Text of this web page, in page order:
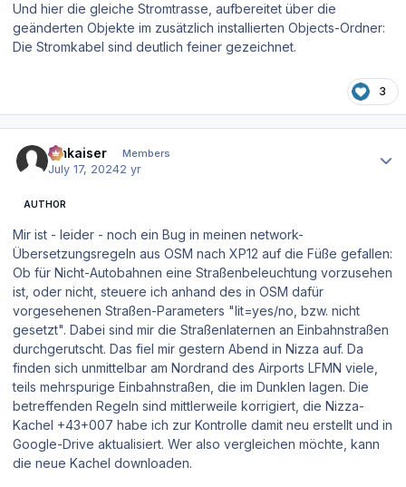
Und hier die gleiche Stromtrasse, aufbereitet über die
geänderten Objekte im zusätzlich installierten Objects-Ordner:
Die Stromkabel sind deutlich feiner gezeichnet.
3
hmkaiser Members
July 17, 20242 yr
AUTHOR
Mir ist - leider - noch ein Bug in meinen network-
Übersetzungsregeln aus OSM nach XP12 auf die Füße gefallen:
Ob für Nicht-Autobahnen eine Straßenbeleuchtung vorzusehen
ist, oder nicht, steuere ich anhand des in OSM dafür
vorgesehenen Straßen-Parameters "lit=yes/no, bzw. nicht
gesetzt". Dabei sind mir die Straßenlaternen an Einbahnstraßen
durchgerutscht. Das fiel mir gestern Abend in Nizza auf. Da
finden sich unmittelbar am Nordrand des Airports LFMN viele,
teils mehrspurige Einbahnstraßen, die im Dunklen lagen. Die
betreffenden Regeln sind mittlerweile korrigiert, die Nizza-
Kachel +43+007 habe ich zur Kontrolle damit neu erstellt und in
Google-Drive aktualisiert. Wer also vergleichen möchte, kann
die neue Kachel downloaden.